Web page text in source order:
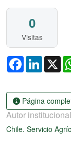
0
Visitas
FacebookLinkedIn
X
Página
Autor institucional
Chile. Servicio